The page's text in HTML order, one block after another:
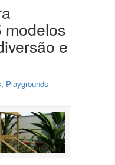
modelos
e
, Playgrounds